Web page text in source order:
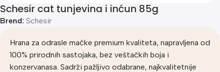
Schesir cat tunjevina i inćun 85g
Brend: Schesir
Hrana za odrasle mačke premium kvaliteta, napravljena od
100% prirodnih sastojaka, bez veštačkih boja i
konzervanasa. Sadrži pažljivo odabrane, najkvalitetnije